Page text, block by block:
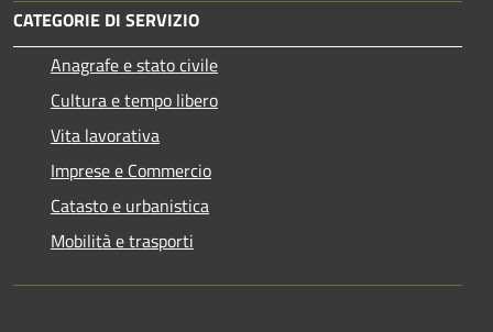
CATEGORIE DI SERVIZIO
Anagrafe e stato civile
Cultura e tempo libero
Vita lavorativa
Imprese e Commercio
Catasto e urbanistica
Mobilità e trasporti